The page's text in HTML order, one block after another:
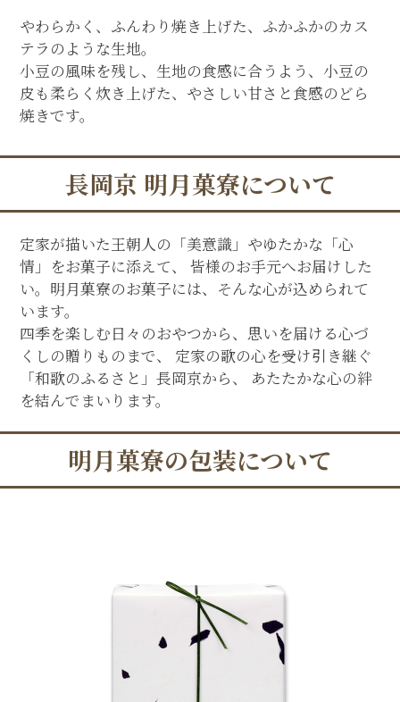
やわらかく、ふんわり焼き上げた、ふかふかのカス
テラのような生地。
小豆の風味を残し、生地の食感に合うよう、小豆の
皮も柔らく炊き上げた、やさしい甘さと食感のどら
焼きです。
長岡京 明月菓寮について
定家が描いた王朝人の「美意識」やゆたかな「心
情」をお菓子に添えて、 皆様のお手元へお届けした
い。明月菓寮のお菓子には、そんな心が込められて
います。
四季を楽しむ日々のおやつから、思いを届ける心づ
くしの贈りものまで、 定家の歌の心を受け引き継ぐ
「和歌のふるさと」長岡京から、 あたたかな心の絆
を結んでまいります。
明月菓寮の包装について